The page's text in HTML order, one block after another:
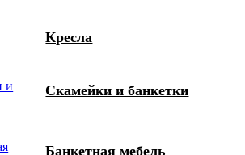
Кресла
Скамейки и банкетки
Банкетная мебель